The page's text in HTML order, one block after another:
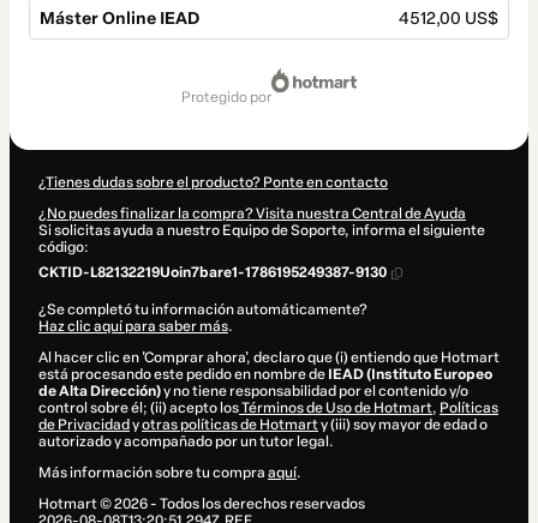
Máster Online IEAD 4512,00 US$
protegido por
¿Tienes dudas sobre el producto? Ponte en contacto
¿No puedes finalizar la compra? Visita nuestra Central de Ayuda
Si solicitas ayuda a nuestro Equipo de Soporte, informa el siguiente
código:
CKTID-L82132219Uoin7bare1-1786195249387-9130
¿Se completó tu información automáticamente?
Haz clic aquí para saber más.
Al hacer clic en 'Comprar ahora', declaro que (i) entiendo que Hotmart
está procesando este pedido en nombre de IEAD (Instituto Europeo
de Alta Dirección)y no tiene responsabilidad por el contenido y/o
control sobre él; (ii) acepto losTérminos de Uso de Hotmart, Políticas
de Privacidad yotras políticas de Hotmarty (iii) soy mayor de edad o
autorizado y acompañado por un tutor legal.
Más información sobre tu compra aquí.
Hotmart ©2026- Todos los derechos reservados